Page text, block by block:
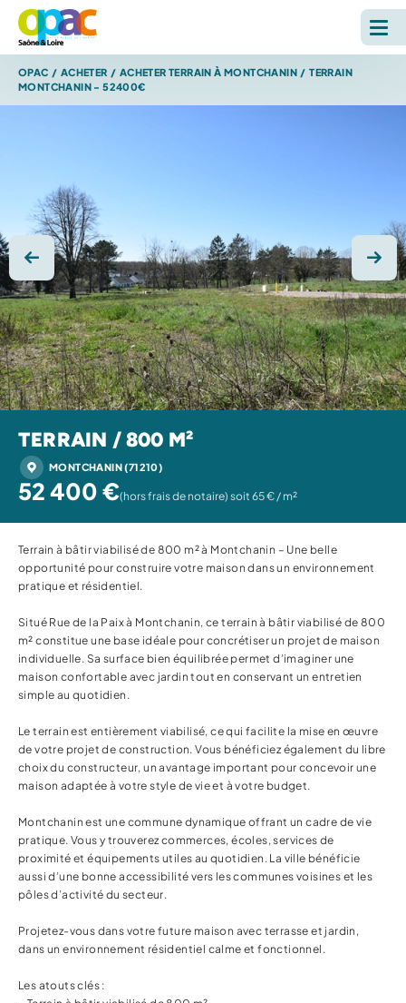
LOUER
L'OPAC
S'INFORMER
RECHERCHE SUR LE SITE *
ESPACE PERSONNEL
OPAC / ACHETER / ACHETER TERRAIN À MONTCHANIN / TERRAIN
MONTCHANIN - 52400€
Photo précédente
TERRAIN / 800 M²
MONTCHANIN (71210)
52 400 €(hors frais de notaire) soit 65 € / m²
Terrain à bâtir viabilisé de 800 m² à Montchanin – Une belle
opportunité pour construire votre maison dans un environnement
pratique et résidentiel.
Situé Rue de la Paix à Montchanin, ce terrain à bâtir viabilisé de 800
m² constitue une base idéale pour concrétiser un projet de maison
individuelle. Sa surface bien équilibrée permet d’imaginer une
maison confortable avec jardin tout en conservant un entretien
simple au quotidien.
Le terrain est entièrement viabilisé, ce qui facilite la mise en œuvre
de votre projet de construction. Vous bénéficiez également du libre
choix du constructeur, un avantage important pour concevoir une
maison adaptée à votre style de vie et à votre budget.
Montchanin est une commune dynamique offrant un cadre de vie
pratique. Vous y trouverez commerces, écoles, services de
proximité et équipements utiles au quotidien. La ville bénéficie
aussi d’une bonne accessibilité vers les communes voisines et les
pôles d’activité du secteur.
Projetez-vous dans votre future maison avec terrasse et jardin,
dans un environnement résidentiel calme et fonctionnel.
Les atouts clés :